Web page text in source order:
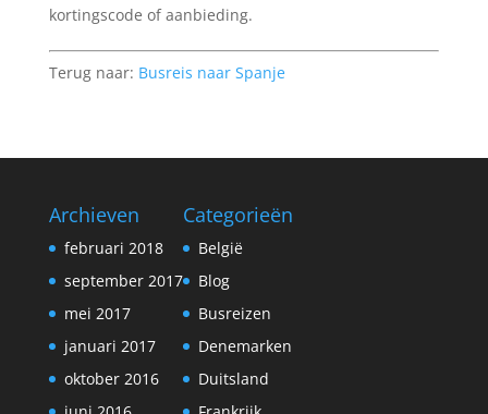
kortingscode of aanbieding.
Terug naar: Busreis naar Spanje
Archieven
februari 2018
september 2017
mei 2017
januari 2017
oktober 2016
Categorieën
België
Blog
Busreizen
Denemarken
Duitsland